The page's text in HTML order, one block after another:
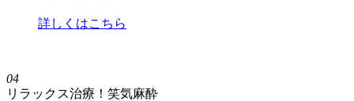
詳しくはこちら
04
リラックス治療！笑気麻酔